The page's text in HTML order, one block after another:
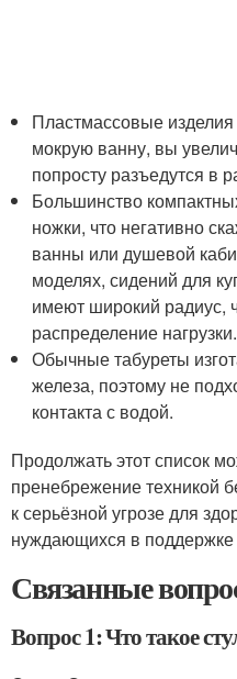
Пластмассовые изделия
мокрую ванну, вы
попросту разъедутся в
Большинство
ножки, что негативно
ванны или душевой
моделях, сидений для
имеют широкий радиус,
распределение нагрузки.
Обычные табуреты
железа, поэтому не
контакта с водой.
Продолжать этот список
пренебрежение техникой
к серьёзной угрозе для
нуждающихся в поддержке
Связанные
Вопрос 1: Что такое